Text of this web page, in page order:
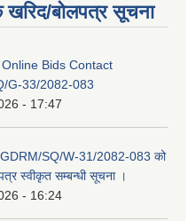
खरिद/बोलपत्र सूचना
Bids Contact
G-33/2082-083
- 17:47
SQ/W-31/2082-083 को
स्वीकृत सम्बन्धी सूचना ।
- 16:24